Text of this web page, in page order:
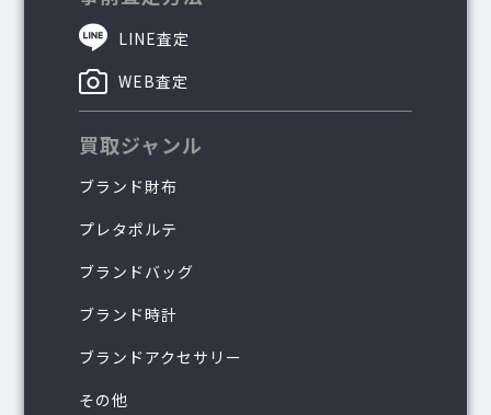
LINE査定
WEB査定
買取ジャンル
ブランド財布
プレタポルテ
ブランドバッグ
ブランド時計
ブランドアクセサリー
その他